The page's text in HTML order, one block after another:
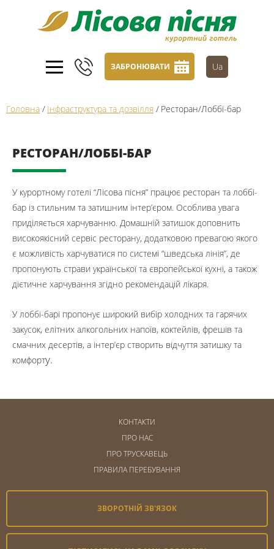
ЗАБРОНЮВАТИ Ua
Головна / Інфраструктура та дозвілля / Ресторан/Лоббі-бар
РЕСТОРАН/ЛОББІ-БАР
У курортному готелі “Лісова пісня” працює ресторан та лоббі-
бар із стильним та затишним інтер’єром. Особлива увага
приділяється харчуванню. Домашній затишок доповнить
високоякісний сервіс ресторану, додатковою превагою якого
є можливість харчуватися по системі “шведська лінія”, де
пропонують страви української та європейської кухні, а також
дієтичне харчування згідно рекомендацій лікаря.
У лоббі-барі пропонує широкий вибір холодних та гарячих
закусок, елітних алкогольних напоїв, коктейлів, фрешів та
смачних десертів, а інтер’єр створить відчуття затишку та
комфорту.
КОНТАКТИ
ПРО НАС
ПРО ТРУСКАВЕЦЬ
ПРАВИЛА ПЕРЕБУВАННЯ
ЗВОРОТНІЙ ЗВ'ЯЗОК